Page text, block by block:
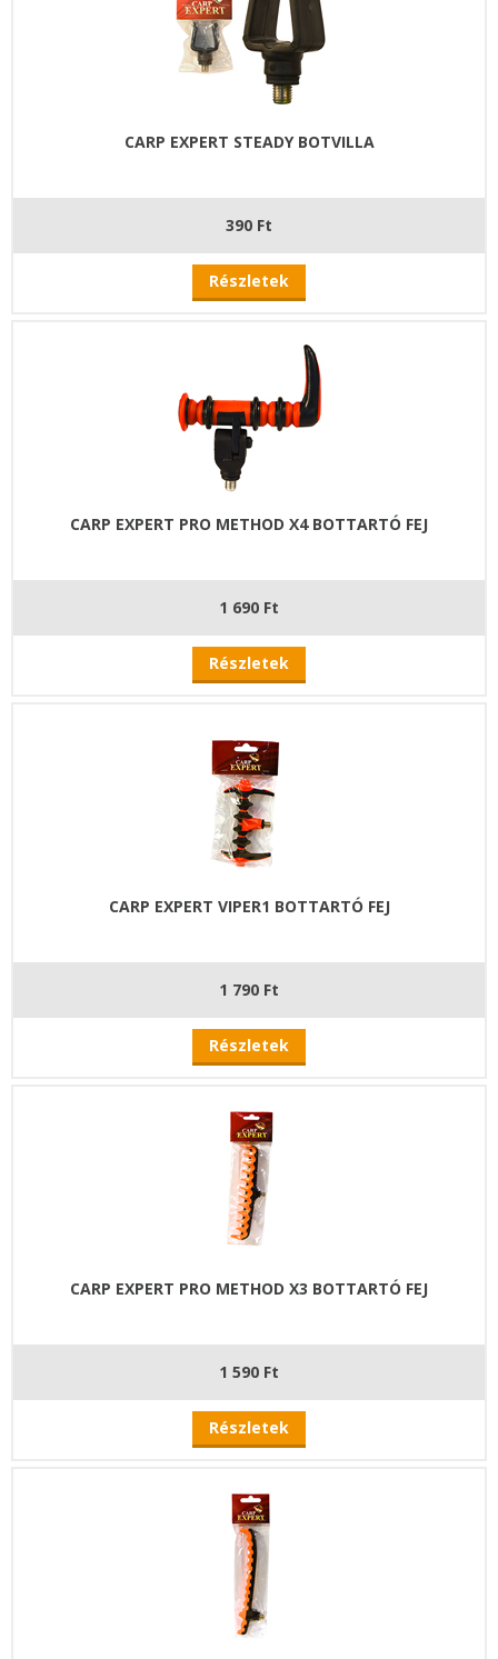
CARP EXPERT STEADY BOTVILLA
390 Ft
Részletek
CARP EXPERT PRO METHOD X4 BOTTARTÓ FEJ
1 690 Ft
Részletek
CARP EXPERT VIPER1 BOTTARTÓ FEJ
1 790 Ft
Részletek
CARP EXPERT PRO METHOD X3 BOTTARTÓ FEJ
1 590 Ft
Részletek